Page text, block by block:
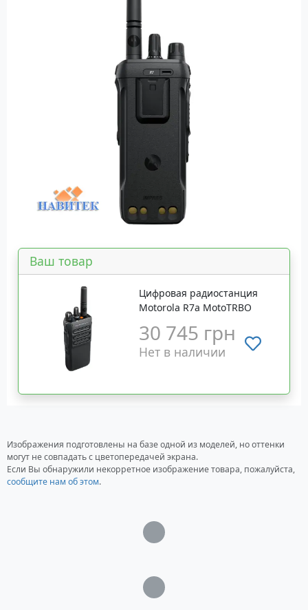
Ваш товар
Цифровая радиостанция
Motorola R7a MotoTRBO
30 745 грн
Нет в наличии
Изображения подготовлены на базе одной из моделей, но оттенки
могут не совпадать с цветопередачей экрана.
Если Вы обнаружили некорретное изображение товара, пожалуйста,
сообщите нам об этом.
Загрузка...
Загрузка...